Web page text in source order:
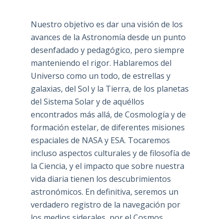
Nuestro objetivo es dar una visión de los
avances de la Astronomía desde un punto
desenfadado y pedagógico, pero siempre
manteniendo el rigor. Hablaremos del
Universo como un todo, de estrellas y
galaxias, del Sol y la Tierra, de los planetas
del Sistema Solar y de aquéllos
encontrados más allá, de Cosmología y de
formación estelar, de diferentes misiones
espaciales de NASA y ESA. Tocaremos
incluso aspectos culturales y de filosofía de
la Ciencia, y el impacto que sobre nuestra
vida diaria tienen los descubrimientos
astronómicos. En definitiva, seremos un
verdadero registro de la navegación por